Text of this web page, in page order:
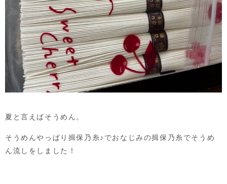
夏と言えばそうめん。
そうめんやっぱり揖保乃糸♪でおなじみの揖保乃糸でそうめ
ん流しをしました！